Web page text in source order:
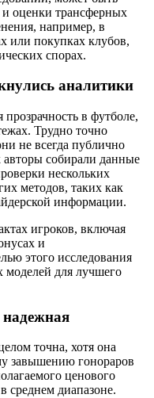
и оценки трансферных
например, в
или покупках клубов,
спорах.
аналитики
прозрачность в футболе,
Трудно точно
не всегда публично
авторы собирали данные
нескольких
методов, таких как
информации.
игроков, включая
и
этого исследования
моделей для лучшего
точна, хотя она
завышению гонораров
ценового
среднем диапазоне.